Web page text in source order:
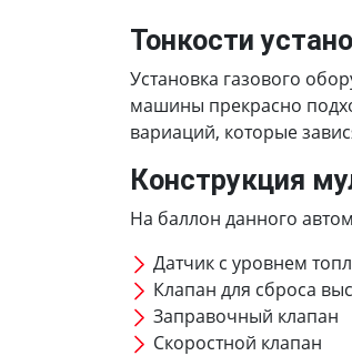
Тонкости
Установка газового
машины прекрасно
вариаций, которые
Конструкция
На баллон данного
Датчик с уровнем
Клапан для сброса
Заправочный клапан
Скоростной клапан